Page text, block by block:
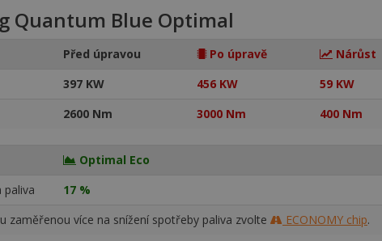
Quantum Blue Optimal
Před úpravou Po úpravě
Nárůst
397 KW 456 KW
59 KW
2600 Nm 3000 Nm 400 Nm
Optimal Eco
paliva
17 %
zaměřenou více na snížení spotřeby paliva zvolte
ECONOMY chip.